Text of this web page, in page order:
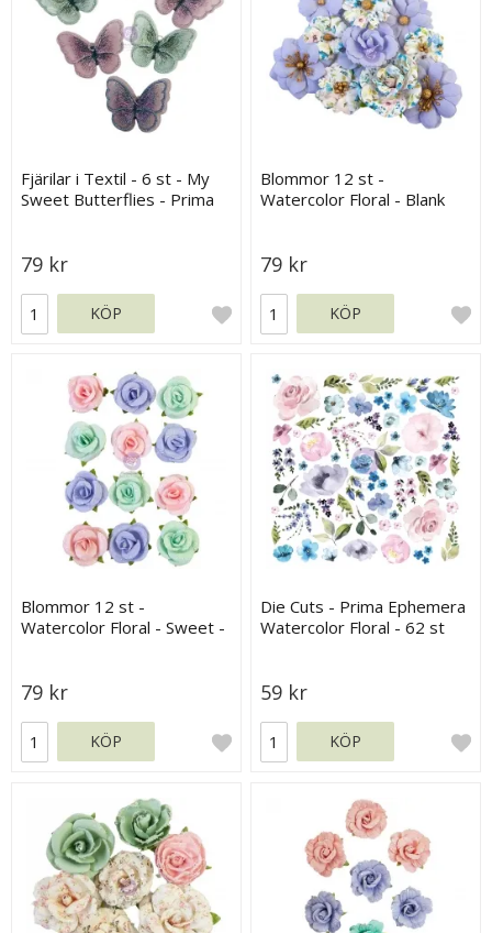
Fjärilar i Textil - 6 st - My
Sweet Butterflies - Prima
79 kr
KÖP
Blommor 12 st -
Watercolor Floral - Blank
79 kr
KÖP
Blommor 12 st -
Watercolor Floral - Sweet -
79 kr
KÖP
Die Cuts - Prima Ephemera
Watercolor Floral - 62 st
59 kr
KÖP